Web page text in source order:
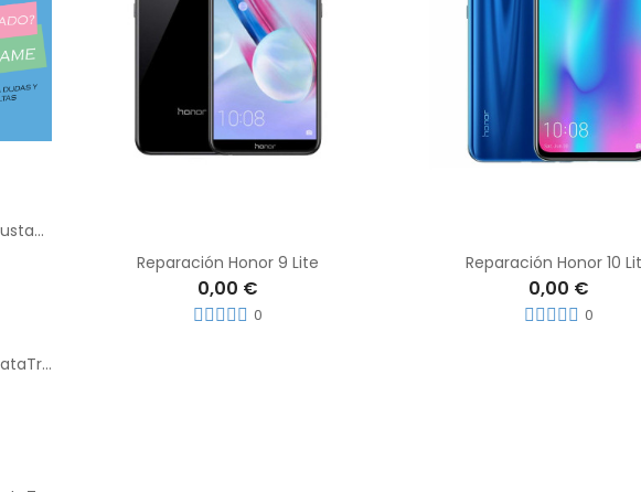
1 Pieza de Cordón Ajustable Universal Para el Teléfono Con Clip Antipérdida
Pendrive Kingston DataTraveler® Exodia™ 64GB 3.2'
Reparación Honor 9 Lite
0,00 €
0
Reparación Honor 10
0,00 €
0